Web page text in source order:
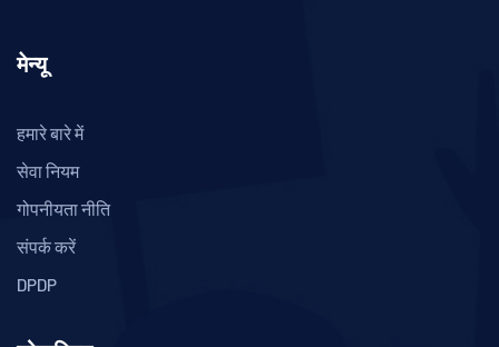
मेन्यू
हमारे बारे में
सेवा नियम
गोपनीयता नीति
संपर्क करें
DPDP